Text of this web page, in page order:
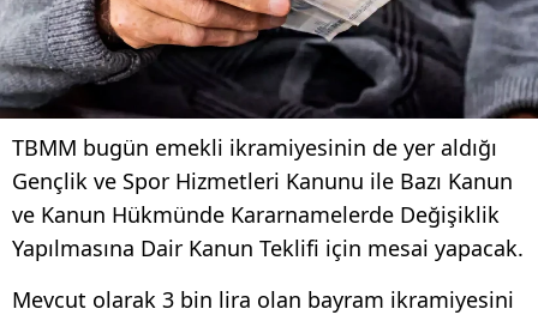
TBMM bugün emekli ikramiyesinin de yer aldığı
Gençlik ve Spor Hizmetleri Kanunu ile Bazı Kanun
ve Kanun Hükmünde Kararnamelerde Değişiklik
Yapılmasına Dair Kanun Teklifi için mesai yapacak.
Mevcut olarak 3 bin lira olan bayram ikramiyesini